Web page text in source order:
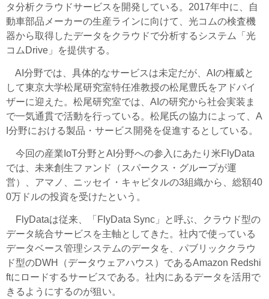
タ分析クラウドサービスを開発している。2017年中に、自
動車部品メーカーの生産ラインに向けて、光コムの検査機
器から取得したデータをクラウドで分析するシステム「光
コムDrive」を提供する。
AI分野では、具体的なサービスは未定だが、AIの権威と
して東京大学松尾研究室特任准教授の松尾豊氏をアドバイ
ザーに迎えた。松尾研究室では、AIの研究から社会実装ま
で一気通貫で活動を行っている。松尾氏の協力によって、A
I分野における製品・サービス開発を促進するとしている。
今回の産業IoT分野とAI分野への参入にあたり米FlyData
では、未来創生ファンド（スパークス・グループが運
営）、アマノ、ニッセイ・キャピタルの3組織から、総額40
0万ドルの投資を受けたという。
FlyDataは従来、「FlyData Sync」と呼ぶ、クラウド型の
データ統合サービスを主軸としてきた。社内で使っている
データベース管理システムのデータを、パブリッククラウ
ド型のDWH（データウェアハウス）であるAmazon Redshi
ftにロードするサービスである。社内にあるデータを活用で
きるようにするのが狙い。